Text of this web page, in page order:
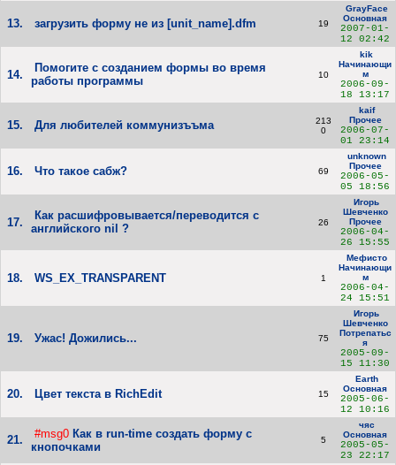
13. загрузить форму не из [unit_name].dfm 19
GrayFace
Основная
2007-01-
12 02:42
14.
Помогите с созданием формы во время
работы программы
10
kik
Начинающи
м
2006-09-
18 13:17
15. Для любителей коммунизъъма
213
0
kaif
Прочее
2006-07-
01 23:14
16. Что такое сабж? 69
unknown
Прочее
2006-05-
05 18:56
17.
Как расшифровывается/переводится с
английского nil ?
26
Игорь
Шевченко
Прочее
2006-04-
26 15:55
18. WS_EX_TRANSPARENT 1
Мефисто
Начинающи
м
2006-04-
24 15:51
19. Ужас! Дожились... 75
Игорь
Шевченко
Потрепатьс
я
2005-09-
15 11:30
20. Цвет текста в RichEdit 15
Earth
Основная
2005-06-
12 10:16
21. #msg0 Как в run-time создать форму с
кнопочками
5
чяс
Основная
2005-05-
23 22:17